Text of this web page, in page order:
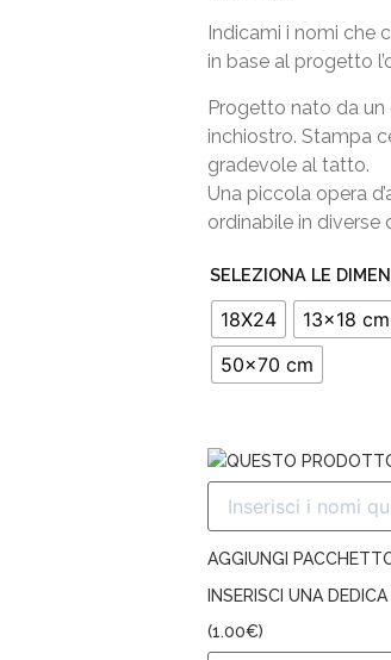
Indicami i nomi che
in base al progetto
Progetto nato da
inchiostro. Stampa
gradevole al tatto.
Una piccola opera
ordinabile in diverse
SELEZIONA LE
18X24 13x18 cm
50x70 cm
QUESTO
AGGIUNGI
INSERISCI UNA
(1.00€)